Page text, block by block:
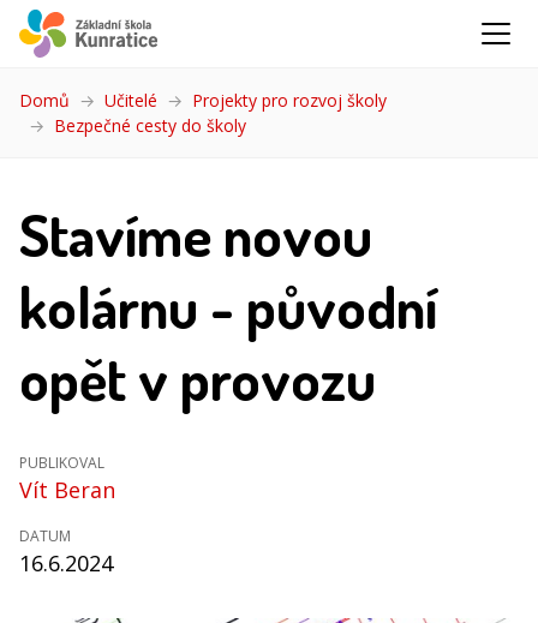
Domů Učitelé
Projekty pro rozvoj školy
Bezpečné cesty do školy
Stavíme novou
kolárnu - původní
opět v provozu
PUBLIKOVAL
Vít Beran
DATUM
16.6.2024